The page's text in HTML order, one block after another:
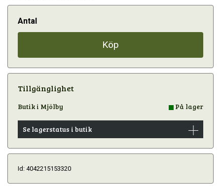
Antal
Köp
Tillgänglighet
Butik i Mjölby På lager
Se lagerstatus i butik
Id: 4042215153320